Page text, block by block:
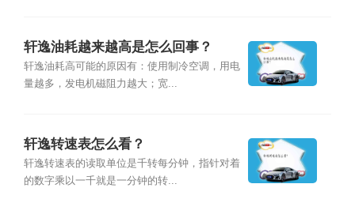
轩逸油耗越来越高是怎么回事？
轩逸油耗高可能的原因有：使用制冷空调，用电
量越多，发电机磁阻力越大；宽...
轩逸转速表怎么看？
轩逸转速表的读取单位是千转每分钟，指针对着
的数字乘以一千就是一分钟的转...